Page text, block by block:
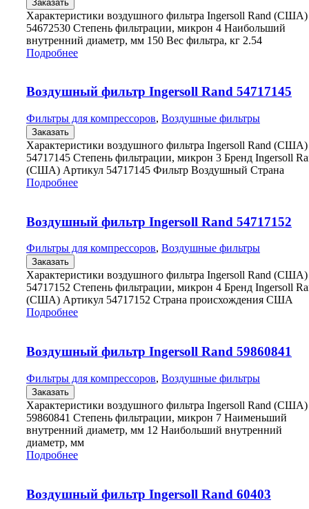
Заказать
Характеристики воздушного фильтра Ingersoll Rand (США)
54672530 Степень фильтрации, микрон 4 Наибольший
внутренний диаметр, мм 150 Вес фильтра, кг 2.54
Подробнее
Воздушный фильтр Ingersoll Rand 54717145
Фильтры для компрессоров, Воздушные фильтры
Заказать
Характеристики воздушного фильтра Ingersoll Rand (США)
54717145 Степень фильтрации, микрон 3 Бренд Ingersoll
(США) Артикул 54717145 Фильтр Воздушный Страна
Подробнее
Воздушный фильтр Ingersoll Rand 54717152
Фильтры для компрессоров, Воздушные фильтры
Заказать
Характеристики воздушного фильтра Ingersoll Rand (США)
54717152 Степень фильтрации, микрон 4 Бренд Ingersoll
(США) Артикул 54717152 Страна происхождения США
Подробнее
Воздушный фильтр Ingersoll Rand 59860841
Фильтры для компрессоров, Воздушные фильтры
Заказать
Характеристики воздушного фильтра Ingersoll Rand (США)
59860841 Степень фильтрации, микрон 7 Наименьший
внутренний диаметр, мм 12 Наибольший внутренний
диаметр, мм
Подробнее
Воздушный фильтр Ingersoll Rand 60403